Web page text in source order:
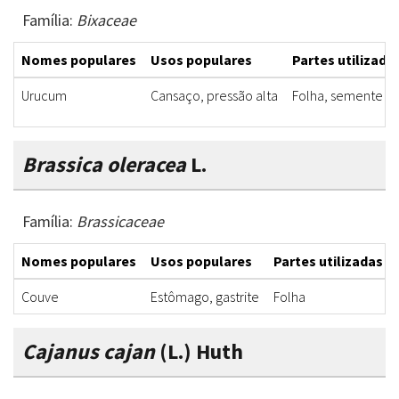
Família: Bixaceae
Nomes populares Usos populares
Partes
Urucum
Cansaço, pressão alta Folha, semente
Brassica oleraceaL.
Família: Brassicaceae
Nomes populares Usos populares Partes utilizadas
Couve
Estômago, gastrite Folha
Cajanus cajan(L.) Huth